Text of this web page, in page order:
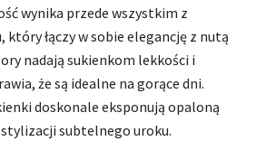
wynika przede wszystkim z
łączy w sobie elegancję z nutą
nadają sukienkom lekkości i
że są idealne na gorące dni.
doskonale eksponują opaloną
subtelnego uroku.